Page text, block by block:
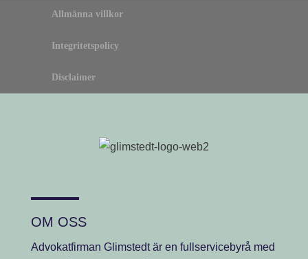
Allmänna villkor
Integritetspolicy
Disclaimer
OM OSS
Advokatfirman Glimstedt är en fullservicebyrå med